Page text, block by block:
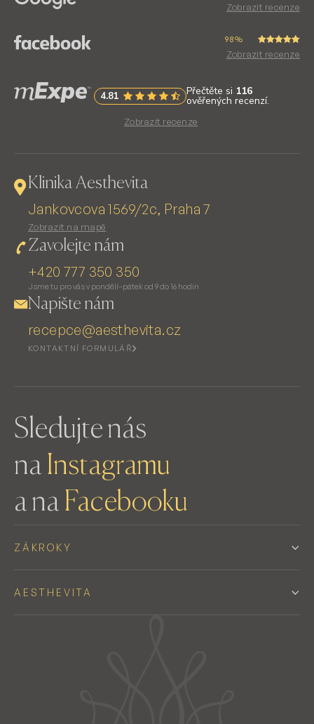
Zobrazit recenze
98%
Zobrazit recenze
Zobrazit recenze
Klinika Aesthevita
Jankovcova 1569/2c, Praha 7
Zobrazit na mapě
Zavolejte nám
+420 777 350 350
Jsme tu pro vás v pondělí–pátek od 9 do 16 hodin
Napište nám
recepce@aesthevita.cz
KONTAKTNÍ FORMULÁŘ
Sledujte nás
na Instagramu
a na Facebooku
ZÁKROKY
AESTHEVITA